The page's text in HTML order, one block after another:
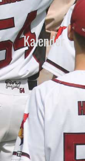
Kalender